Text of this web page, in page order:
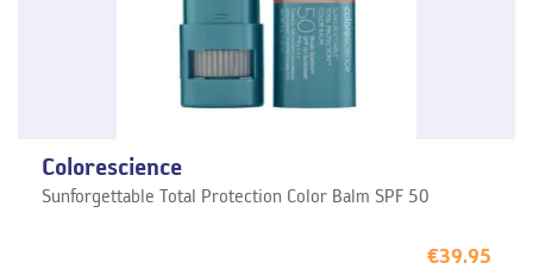
Colorescience
Sunforgettable Total Protection Color Balm SPF 50
€39.95